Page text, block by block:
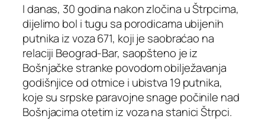
I danas, 30 godina nakon zločina u Štrpcima,
dijelimo bol i tugu sa porodicama ubijenih
putnika iz voza 671, koji je saobraćao na
relaciji Beograd-Bar, saopšteno je iz
Bošnjačke stranke povodom obilježavanja
godišnjice od otmice i ubistva 19 putnika,
koje su srpske paravojne snage počinile nad
Bošnjacima otetim iz voza na stanici Štrpci.